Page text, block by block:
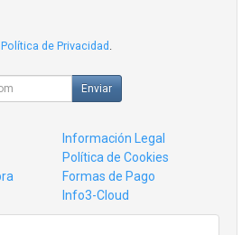
Política de Privacidad .
Enviar
Información Legal
Política de Cookies
Formas de Pago
Info3-Cloud